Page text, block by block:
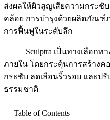
ส่งผลให้ผิวสูญเสียความกระชั
คล้อย การบำรุงด้วยผลิตภัณฑ์
การฟื้นฟูในระดับลึก
Sculptra เป็นทางเลือกทา
ภายใน โดยกระตุ้นการสร้าง
กระชับ ลดเลือนริ้วรอย และป
ธรรมชาติ
Table of Contents